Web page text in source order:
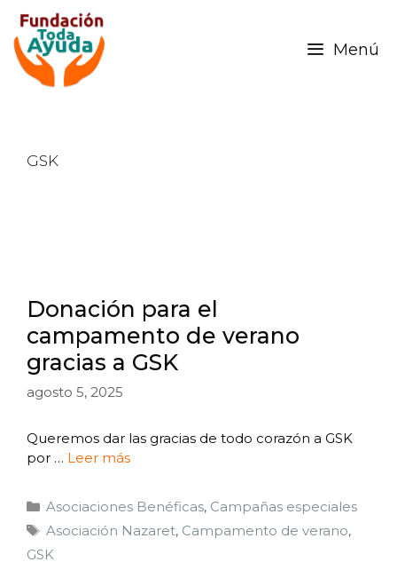
Menú
GSK
Donación para el
campamento de verano
gracias a GSK
agosto 5, 2025
Queremos dar las gracias de todo corazón a GSK
por … Leer más
Asociaciones Benéficas, Campañas especiales
Asociación Nazaret, Campamento de verano,
GSK